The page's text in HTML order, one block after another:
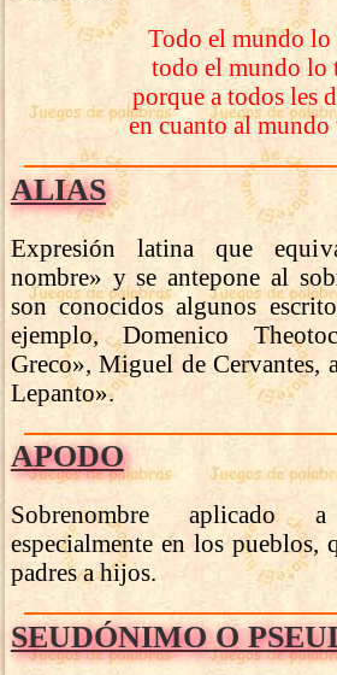
Todo el mundo lo
todo el mundo lo
porque a todos les
en cuanto al mundo
ALIAS
Expresión latina que
nombre» y se antepone al
son conocidos algunos
ejemplo, Domenico
Greco», Miguel de Cervantes,
Lepanto».
APODO
Sobrenombre aplicado
especialmente en los pueblos,
padres a hijos.
SEUDÓNIMO O